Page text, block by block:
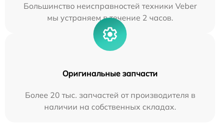
Большинство неисправностей техники Veber
мы устраняем в течение 2 часов.
Оригинальные запчасти
Более 20 тыс. запчастей от производителя в
наличии на собственных складах.